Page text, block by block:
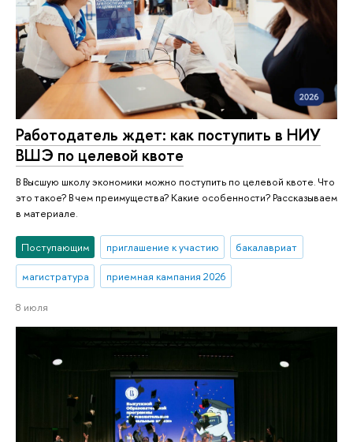
Работодатель ждет: как поступить в НИУ
ВШЭ по целевой квоте
В Высшую школу экономики можно поступить по целевой квоте. Что
это такое? В чем преимущества? Какие особенности? Рассказываем
в материале.
Поступающим приглашение к участию бакалавриат
магистратура приемная кампания 2026
8 июля